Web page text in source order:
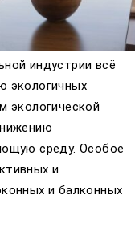
индустрии всё
экологичных
экологической
среду. Особое
и
и балконных